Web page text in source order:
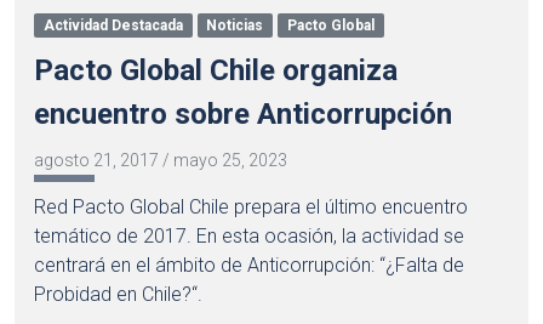
Actividad Destacada Noticias Pacto Global
Pacto Global Chile organiza
encuentro sobre Anticorrupción
agosto 21, 2017 / mayo 25, 2023
Red Pacto Global Chile prepara el último encuentro
temático de 2017. En esta ocasión, la actividad se
centrará en el ámbito de Anticorrupción: “¿Falta de
Probidad en Chile?“.